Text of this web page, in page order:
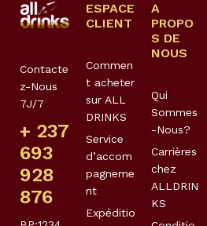
Contacte
z-Nous
7J/7
+ 237
693
928
876
ESPACE
CLIENT
Commen
t acheter
sur ALL
DRINKS
Service
d’accom
pagneme
nt
Expéditio
A
PROPO
S DE
NOUS
Qui
Sommes
-Nous?
Carrières
chez
ALLDRIN
KS